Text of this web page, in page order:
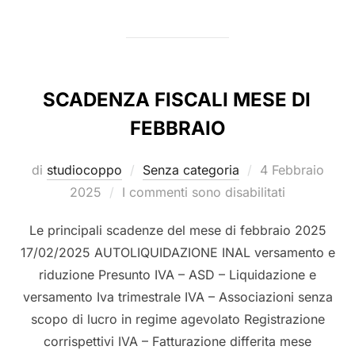
SCADENZA FISCALI MESE DI
FEBBRAIO
di studiocoppo Senza categoria
4 Febbraio
2025
I commenti sono disabilitati
Le principali scadenze del mese di febbraio 2025
17/02/2025 AUTOLIQUIDAZIONE INAL versamento e
riduzione Presunto IVA – ASD – Liquidazione e
versamento Iva trimestrale IVA – Associazioni senza
scopo di lucro in regime agevolato Registrazione
corrispettivi IVA – Fatturazione differita mese